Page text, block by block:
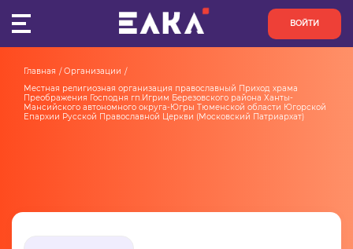
ВОЙТИ
ПУЛЬС
АКТИВИСТЫ
Главная
Организации
Местная религиозная организация православный Приход храма
Преображения Господня гп.Игрим Березовского района Ханты-
Мансийского автономного округа-Югры Тюменской области Югорской
Епархии Русской Православной Церкви (Московский Патриархат)